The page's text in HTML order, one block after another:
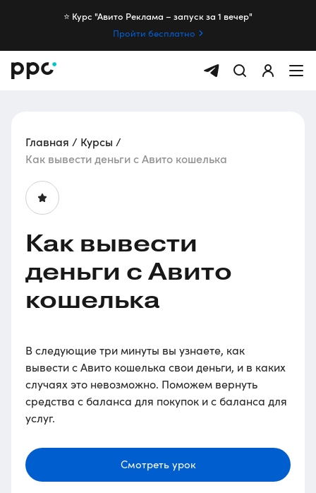
⭐️ Курс "Авито Реклама – запуск за 1 вечер"
Пройти бесплатно
Главная
Курсы
Как вывести деньги с Авито кошелька
Как вывести
деньги с Авито
кошелька
В следующие три минуты вы узнаете, как
вывести с Авито кошелька свои деньги, и в каких
случаях это невозможно. Поможем вернуть
средства с баланса для покупок и с баланса для
услуг.
Смотреть урок